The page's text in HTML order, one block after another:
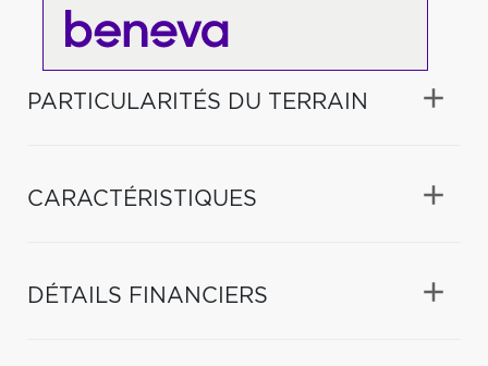
PARTICULARITÉS DU TERRAIN
CARACTÉRISTIQUES
DÉTAILS FINANCIERS